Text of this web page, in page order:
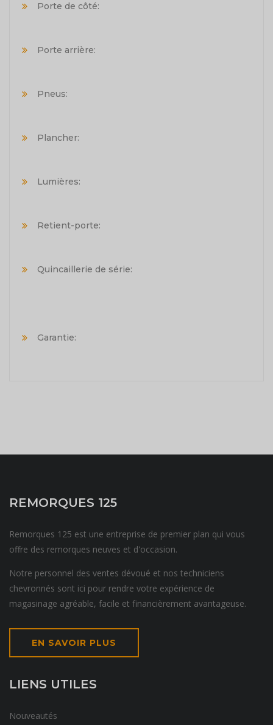
Porte de côté:
Porte arrière:
Pneus:
Plancher:
Lumières:
Retient-porte:
Quincaillerie de série:
Garantie:
REMORQUES 125
Remorques 125 est une entreprise de premier plan qui vous
offre des remorques neuves et d'occasion.
Notre personnel des ventes dévoué et nos techniciens
chevronnés sont ici pour rendre votre expérience de
magasinage agréable, facile et financièrement avantageuse.
EN SAVOIR PLUS
LIENS UTILES
Nouveautés